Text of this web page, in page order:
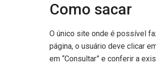
Como sacar
O único site onde é possível
página, o usuário deve clicar
em “Consultar” e conferir a